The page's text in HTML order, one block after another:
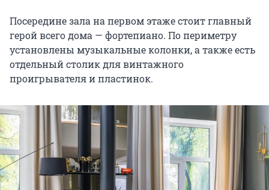
Посередине зала на первом этаже стоит главный
герой всего дома — фортепиано. По периметру
установлены музыкальные колонки, а также есть
отдельный столик для винтажного
проигрывателя и пластинок.